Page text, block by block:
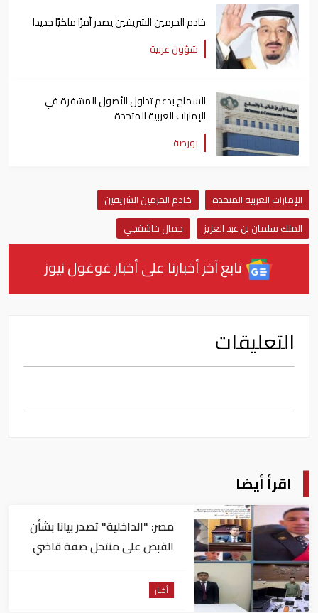
خادم الحرمين الشريفين يصدر أمرًا ملكيًا جديدا
شؤون عربية
السماح بدعم تداول الأصول المشفرة في
الإمارات العربية المتحدة
بورصة
الإمارات العربية المتحدة
خادم الحرمين الشريفين
الملك سلمان بن عبد العزيز
جمال خاشقجي
تابع آخر أخبارنا على أخبار غوغول نيوز
التعليقات
اقرأ أيضا
مصر: "الداخلية" تصدر بيانا بشأن
القبض على منتحل صفة قاضي
أخبار